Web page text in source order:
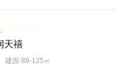
天禧
建面 89-125㎡